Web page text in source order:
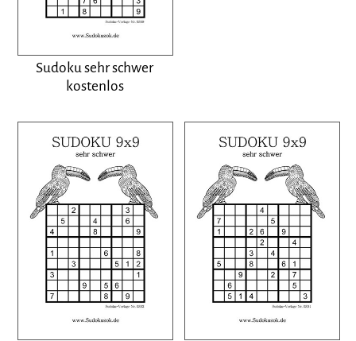
Sudoku sehr schwer
kostenlos